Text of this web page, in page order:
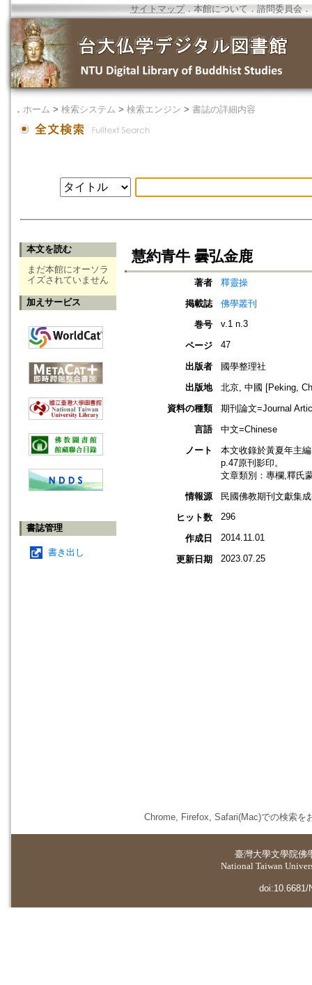
サイトマップ．本館について ． 諮問委員会 ．
． ホーム > 検索システム > 検索エンジン > 書誌の詳細内容
本文を読む
まだ本館にオーソラ
イズされていません
加えサービス
書誌管理
書き出し
慧約青牛 曇弘金鹿
著者
釋靈操
掲載誌
佛學叢刊
巻号
v.1 n.3
ページ 47
出版者
國學整理社
出版地
北京, 中國 [Peking,
資料の種類
期刊論文=Journal
言語
中文=Chinese
ノート
本文收錄於黃夏年主
p.47原刊影印。
文章類別：專欄,釋氏
情報源
民國佛教期刊文獻集
ヒット数
296
作成日 2014.11.01
更新日期 2023.07.25
Chrome, Firefox, Safari(Mac)での検索を
臺灣大學文學院佛
National Taiwan
doi:10.6681/